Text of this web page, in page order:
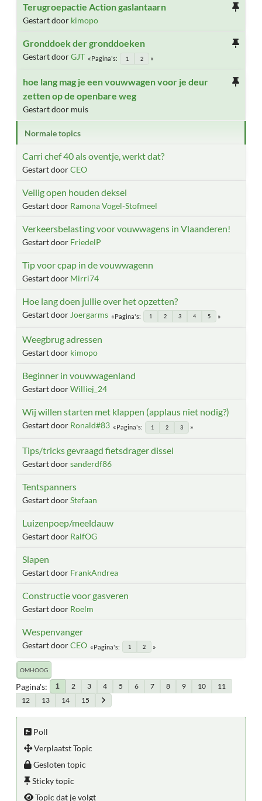
Terugroepactie Action gaslantaarn
Gestart door kimopo
Gronddoek der gronddoeken
Gestart doorGJT Pagina's 1 2
hoe lang mag je een vouwwagen voor je deur
zetten op de openbare weg
Gestart door muis
Normale topics
Carri chef 40 als oventje, werkt dat?
Gestart doorCEO
Veilig open houden deksel
Gestart door Ramona Vogel-Stofmeel
Verkeersbelasting voor vouwwagens in Vlaanderen!
Gestart door FriedelP
Tip voor cpap in de vouwwagenn
Gestart door Mirri74
Hoe lang doen jullie over het opzetten?
Gestart door Joergarms Pagina's 1 2 3 4 5
Weegbrug adressen
Gestart door kimopo
Beginner in vouwwagenland
Gestart doorWilliej_24
Wij willen starten met klappen (applaus niet nodig?)
Gestart door Ronald#83 Pagina's 1 2 3
Tips/tricks gevraagd fietsdrager dissel
Gestart doorsanderdf86
Tentspanners
Gestart doorStefaan
Luizenpoep/meeldauw
Gestart door RalfOG
Slapen
Gestart door FrankAndrea
Constructie voor gasveren
Gestart door Roelm
Wespenvanger
Gestart doorCEO Pagina's 1 2
OMHOOG
Pagina's 1 2 3 4 5 6 7 8 9 10
11
12
13 14 15
Poll
Verplaatst Topic
Gesloten topic
Sticky topic
Topic dat je volgt